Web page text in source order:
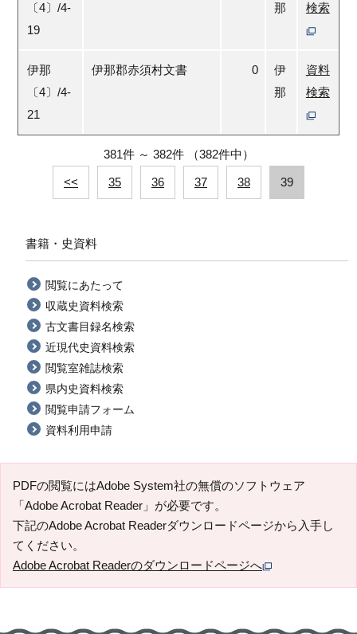
〔4〕/4-
19
那
検索
伊那
〔4〕/4-
21
伊那郡赤須村文書 0
伊
那
資料
検索
381件 ～ 382件 （382件中）
<< 35 36 37 38 39
書籍・史資料
閲覧にあたって
収蔵史資料検索
古文書目録名検索
近現代史資料検索
閲覧室雑誌検索
県内史資料検索
閲覧申請フォーム
資料利用申請
PDFの閲覧にはAdobe System社の無償のソフトウェア
「Adobe Acrobat Reader」が必要です。
下記のAdobe Acrobat Readerダウンロードページから入手し
てください。
Adobe Acrobat Readerのダウンロードページへ